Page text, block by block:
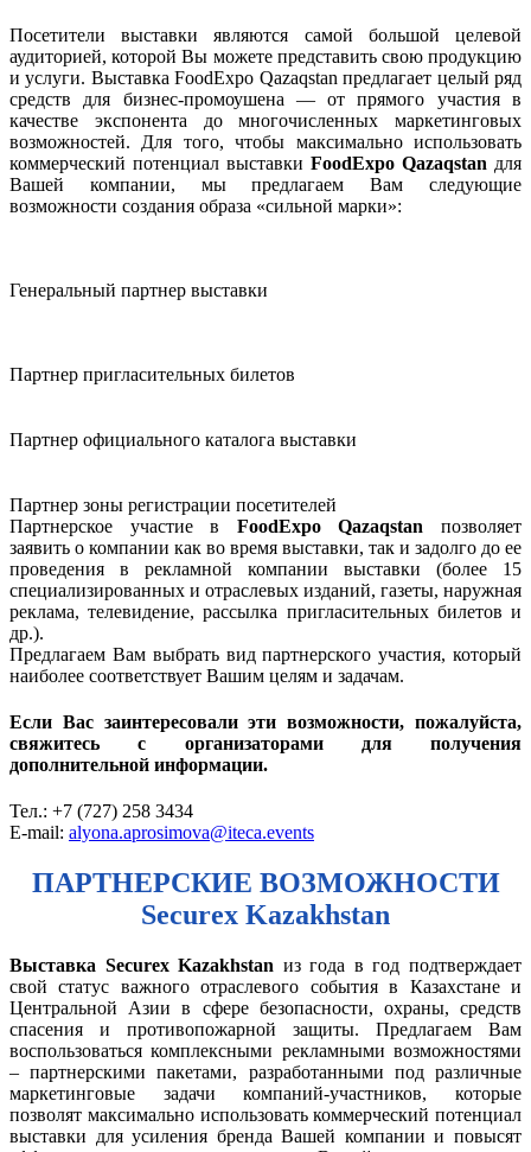
Посетители выставки являются самой большой целевой
аудиторией, которой Вы можете представить свою продукцию
и услуги. Выставка FoodExpo Qazaqstan предлагает целый ряд
средств для бизнес-промоушена — от прямого участия в
качестве экспонента до многочисленных маркетинговых
возможностей. Для того, чтобы максимально использовать
коммерческий потенциал выставки FoodExpo Qazaqstan для
Вашей компании, мы предлагаем Вам следующие
возможности создания образа «cильной марки»:
Генеральный партнер выставки
Партнер пригласительных билетов
Партнер официального каталога выставки
Партнер зоны регистрации посетителей
Партнерское участие в FoodExpo Qazaqstanпозволяет
заявить о компании как во время выставки, так и задолго до ее
проведения в рекламной компании выставки (более 15
специализированных и отраслевых изданий, газеты, наружная
реклама, телевидение, рассылка пригласительных билетов и
др.).
Предлагаем Вам выбрать вид партнерского участия, который
наиболее соответствует Вашим целям и задачам.
Если Вас заинтересовали эти возможности, пожалуйста,
свяжитесь с организаторами для получения
дополнительной информации.
Тел.: +7 (727) 258 3434
E-mail: alyona.aprosimova@iteca.events
ПАРТНЕРСКИЕ ВОЗМОЖНОСТИ
Securex Kazakhstan
Выставка Securex Kazakhstan из года в год подтверждает
свой статус важного отраслевого события в Казахстане и
Центральной Азии в сфере безопасности, охраны, средств
спасения и противопожарной защиты. Предлагаем Вам
воспользоваться комплексными рекламными возможностями
– партнерскими пакетами, разработанными под различные
маркетинговые задачи компаний-участников, которые
позволят максимально использовать коммерческий потенциал
выставки для усиления бренда Вашей компании и повысят